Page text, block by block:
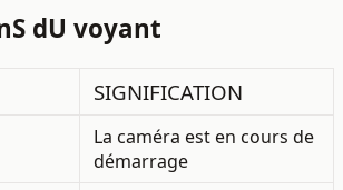
dU voyant
SIGNIFICATION
La caméra est en cours de
démarrage